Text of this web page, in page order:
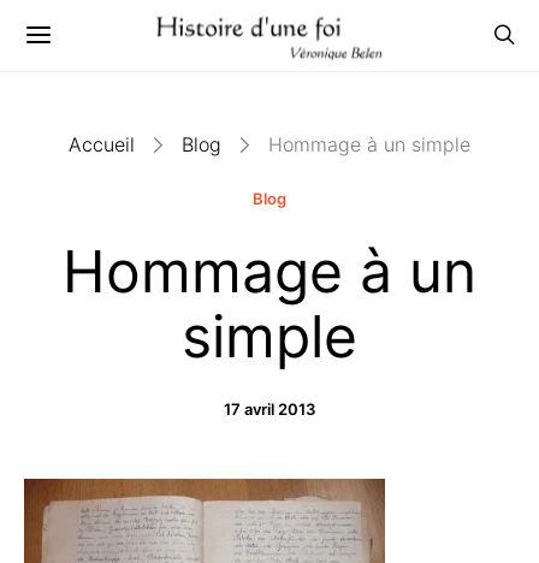
Accueil Blog Hommage à un simple
Blog
Hommage à un
simple
17 avril 2013